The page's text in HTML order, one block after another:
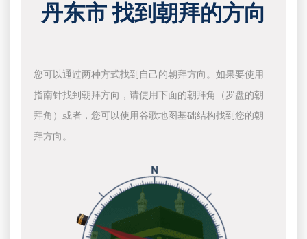
丹东市 找到朝拜的方向
您可以通过两种方式找到自己的朝拜方向。如果要使用
指南针找到朝拜方向，请使用下面的朝拜角（罗盘的朝
拜角）或者，您可以使用谷歌地图基础结构找到您的朝
拜方向。